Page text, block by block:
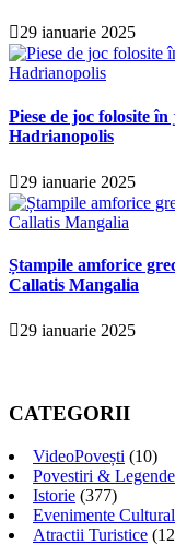
29 ianuarie 2025
Piese de joc folosite
Hadrianopolis
29 ianuarie 2025
Ștampile amforice
Callatis Mangalia
29 ianuarie 2025
CATEGORII
VideoPovești (10)
Povestiri & Legende
Istorie (377)
Evenimente
Atractii Turistice